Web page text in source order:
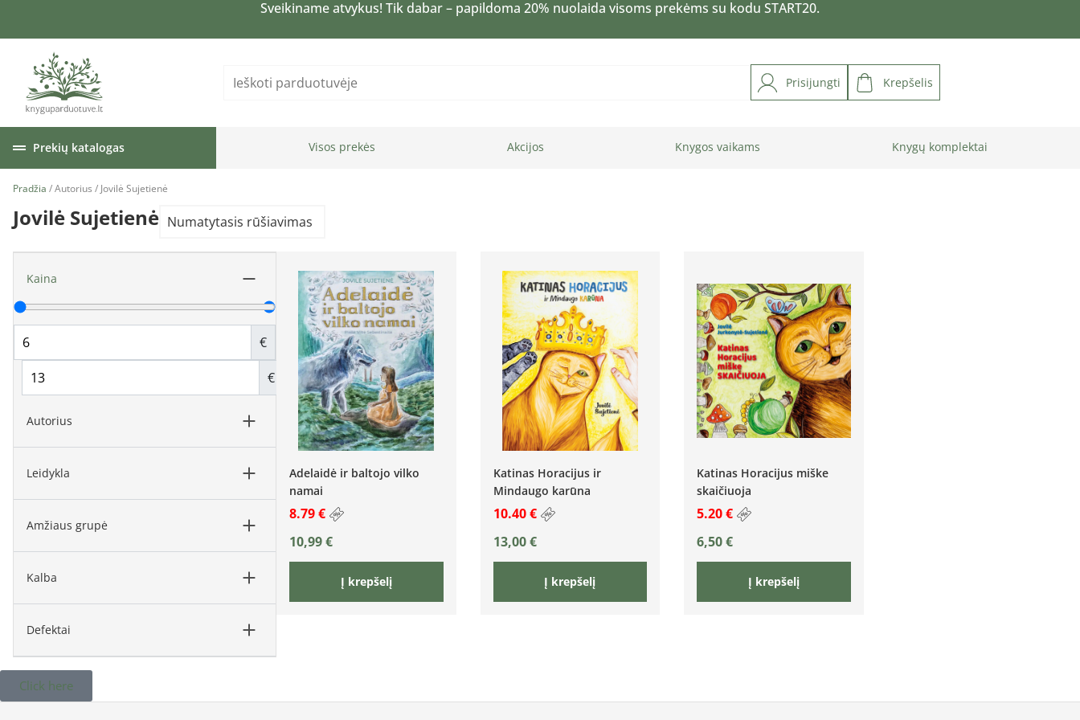
Sveikiname atvykus! Tik dabar – papildoma 20% nuolaida visoms prekėms su kodu START20.
Prisijungti Krepšelis
Prekių katalogas Visos prekės Akcijos Knygos vaikams Knygų komplektai
Pradžia / Autorius / Jovilė Sujetienė
Jovilė Sujetienė
Kaina
€
€
Autorius
Leidykla
Amžiaus grupė
Kalba
Defektai
Adelaidė ir baltojo vilko
namai
8.79 €
10,99€
Į krepšelį
Katinas Horacijus ir
Mindaugo karūna
10.40 €
13,00€
Į krepšelį
Katinas Horacijus miške
skaičiuoja
5.20 €
6,50€
Į krepšelį
Click here